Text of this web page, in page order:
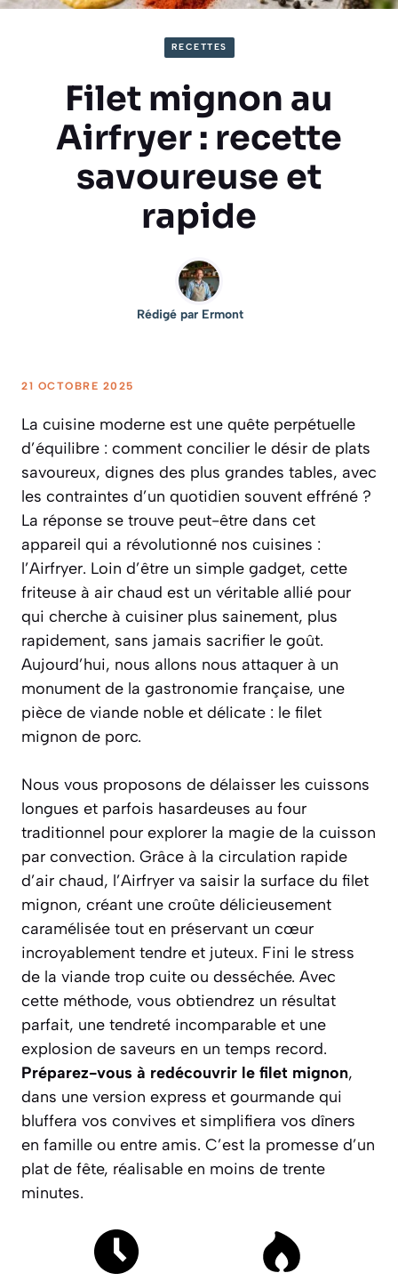
RECETTES
Filet mignon au
Airfryer : recette
savoureuse et
rapide
Rédigé par Ermont
21 OCTOBRE 2025
La cuisine moderne est une quête perpétuelle
d’équilibre : comment concilier le désir de plats
savoureux, dignes des plus grandes tables, avec
les contraintes d’un quotidien souvent effréné ?
La réponse se trouve peut-être dans cet
appareil qui a révolutionné nos cuisines :
l’Airfryer. Loin d’être un simple gadget, cette
friteuse à air chaud est un véritable allié pour
qui cherche à cuisiner plus sainement, plus
rapidement, sans jamais sacrifier le goût.
Aujourd’hui, nous allons nous attaquer à un
monument de la gastronomie française, une
pièce de viande noble et délicate : le filet
mignon de porc.
Nous vous proposons de délaisser les cuissons
longues et parfois hasardeuses au four
traditionnel pour explorer la magie de la cuisson
par convection. Grâce à la circulation rapide
d’air chaud, l’Airfryer va saisir la surface du filet
mignon, créant une croûte délicieusement
caramélisée tout en préservant un cœur
incroyablement tendre et juteux. Fini le stress
de la viande trop cuite ou desséchée. Avec
cette méthode, vous obtiendrez un résultat
parfait, une tendreté incomparable et une
explosion de saveurs en un temps record.
Préparez-vous à redécouvrir le filet mignon,
dans une version express et gourmande qui
bluffera vos convives et simplifiera vos dîners
en famille ou entre amis. C’est la promesse d’un
plat de fête, réalisable en moins de trente
minutes.